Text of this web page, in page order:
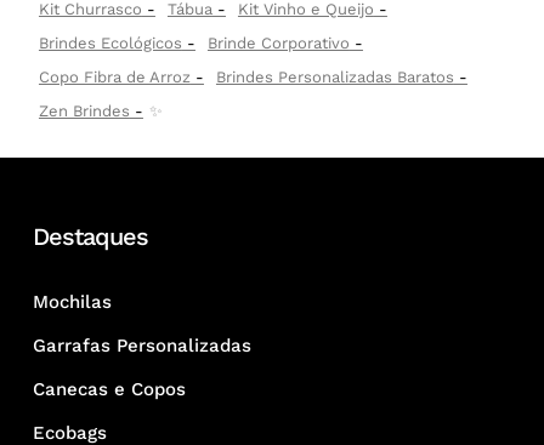
Kit Churrasco
Tábua
Kit Vinho e Queijo
Brindes Ecológicos
Brinde Corporativo
Copo Fibra de Arroz
Brindes Personalizadas Baratos
Zen Brindes
✨
Destaques
Mochilas
Garrafas Personalizadas
Canecas e Copos
Ecobags